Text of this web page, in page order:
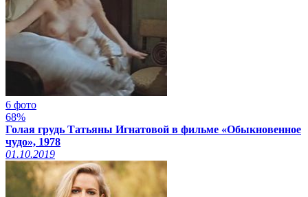
6 фото
68%
Голая грудь Татьяны Игнатовой в фильме «Обыкновенное
чудо», 1978
01.10.2019